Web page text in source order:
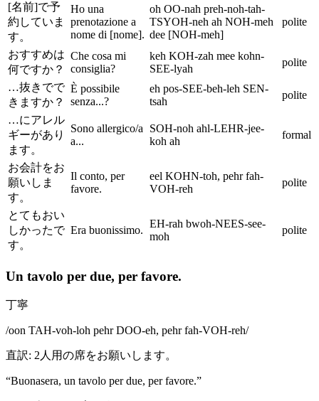
[名前]で予
約していま
す。
Ho una
prenotazione a
nome di [nome].
oh OO-nah preh-noh-tah-
TSYOH-neh ah NOH-meh
dee [NOH-meh]
polite
おすすめは
何ですか？
Che cosa mi
consiglia?
keh KOH-zah mee kohn-
SEE-lyah
polite
…抜きでで
きますか？
È possibile
senza...?
eh pos-SEE-beh-leh SEN-
tsah
polite
…にアレル
ギーがあり
ます。
Sono allergico/a
a...
SOH-noh ahl-LEHR-jee-
koh ah
formal
お会計をお
願いしま
す。
Il conto, per
favore.
eel KOHN-toh, pehr fah-
VOH-reh
polite
とてもおい
しかったで
す。
Era buonissimo.
EH-rah bwoh-NEES-see-
moh
polite
Un tavolo per due, per favore.
丁寧
/oon TAH-voh-loh pehr DOO-eh, pehr fah-VOH-reh/
直訳: 2人用の席をお願いします。
“Buonasera, un tavolo per due, per favore.”